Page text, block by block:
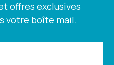
offres exclusives
votre boîte mail.